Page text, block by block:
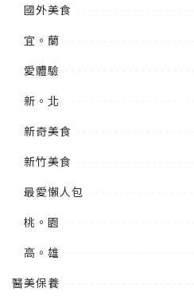
國外美食
宜。蘭
愛體驗
新。北
新奇美食
新竹美食
最愛懶人包
桃。園
高。雄
醫美保養